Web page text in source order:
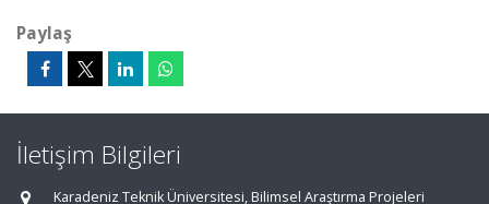
Paylaş
İletişim Bilgileri
Karadeniz Teknik Üniversitesi, Bilimsel Araştırma Projeleri